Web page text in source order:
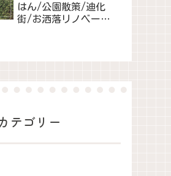
はん/公園散策/迪化
街/お洒落リノベーシ
テゴリー